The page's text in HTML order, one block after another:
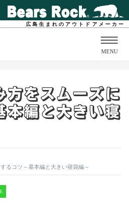
広島生まれのアウトドアメーカー
MENU
方をスムーズに
本編と大きい寝
るコツ～基本編と大きい寝袋編～